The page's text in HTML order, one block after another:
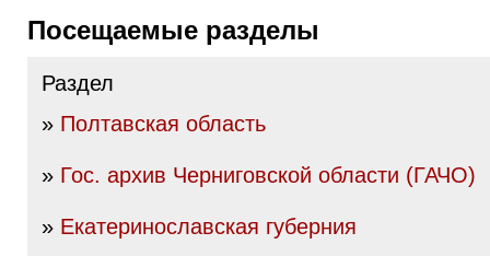
Посещаемые разделы
Раздел
» Полтавская область
» Гос. архив Черниговской области (ГАЧО)
» Екатеринославская губерния